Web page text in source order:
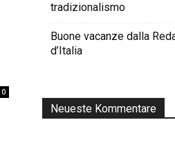
0
tradizionalismo
Buone vacanze dalla
d’Italia
Neueste Kommentare